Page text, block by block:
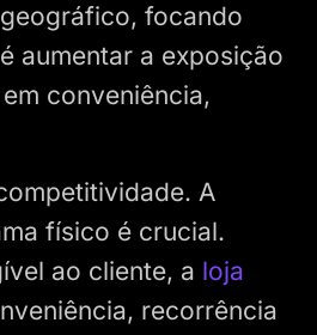
focando
aumentar a exposição
conveniência,
A
físico é crucial.
ao cliente, a loja
recorrência